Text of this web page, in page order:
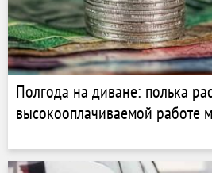
Полгода на диване: полька
высокооплачиваемой работе